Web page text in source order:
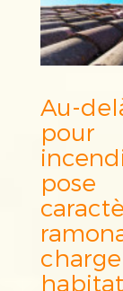
Au-
pour